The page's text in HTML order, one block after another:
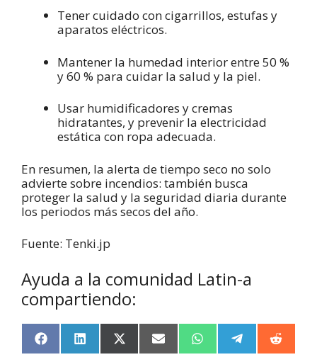
Tener cuidado con cigarrillos, estufas y
aparatos eléctricos.
Mantener la humedad interior entre 50 %
y 60 % para cuidar la salud y la piel.
Usar humidificadores y cremas
hidratantes, y prevenir la electricidad
estática con ropa adecuada.
En resumen, la alerta de tiempo seco no solo
advierte sobre incendios: también busca
proteger la salud y la seguridad diaria durante
los periodos más secos del año.
Fuente: Tenki.jp
Ayuda a la comunidad Latin-a
compartiendo:
F
a
L
i
X
(
E
m
W
h e
R
e